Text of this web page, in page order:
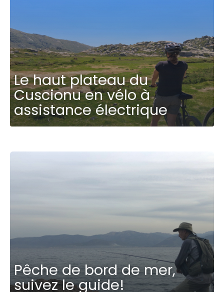
Le haut plateau du
Cuscionu en vélo à
assistance électrique
Pêche de bord de mer,
suivez le guide!